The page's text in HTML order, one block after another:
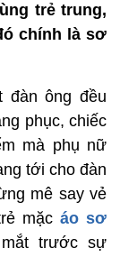
trẻ trung,
chính là sơ
đàn ông đều
phục, chiếc
mà phụ nữ
tới cho đàn
mê say vẻ
mặcáo sơ
trước sự